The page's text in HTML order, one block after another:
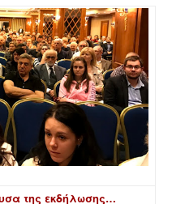
της εκδήλωσης…